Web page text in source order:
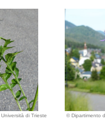
di Trieste
© Dipartimento